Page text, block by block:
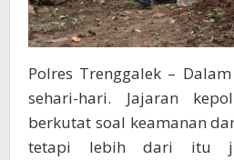
Polres Trenggalek –
sehari-hari. Jajaran
berkutat soal keamanan
tetapi lebih dari itu